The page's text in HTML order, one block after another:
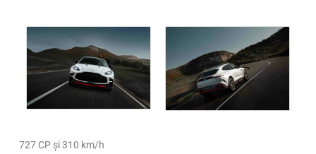
727 CP și 310 km/h